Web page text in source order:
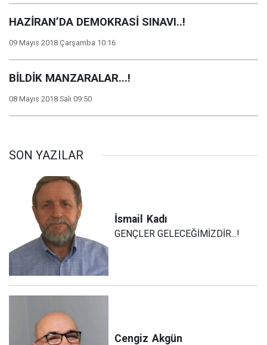
HAZİRAN’DA DEMOKRASİ SINAVI..!
09 Mayıs 2018 Çarşamba 10:16
BİLDİK MANZARALAR...!
08 Mayıs 2018 Salı 09:50
SON YAZILAR
İsmail Kadı
GENÇLER GELECEĞİMİZDİR...!
Cengiz Akgün